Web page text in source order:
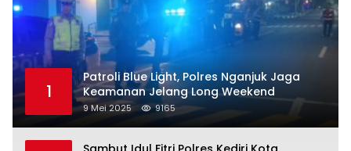
1
Patroli Blue Light, Polres Nganjuk Jaga
Keamanan Jelang Long Weekend
9 Mei 2025 9165